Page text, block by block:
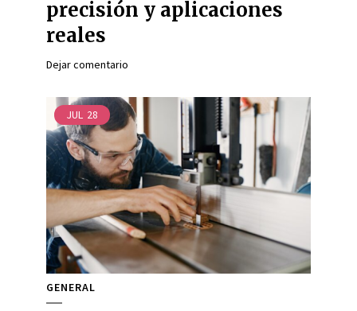
precisión y aplicaciones
reales
Dejar comentario
JUL 28
GENERAL